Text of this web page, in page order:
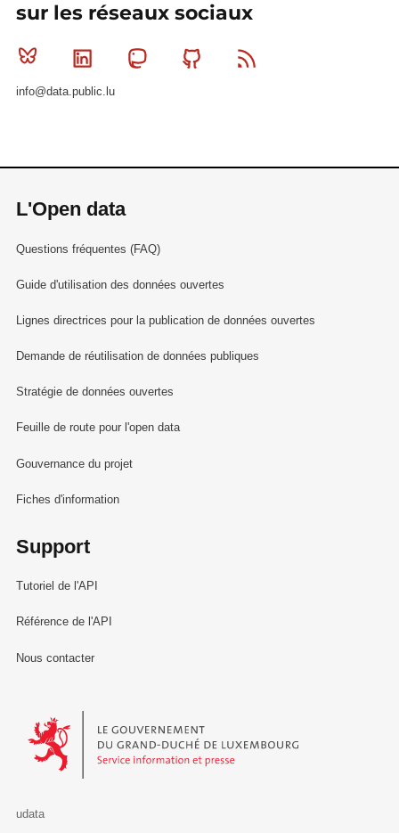
sur les réseaux sociaux
Bluesky Linkedin MastodonGithub
info@data.public.lu
L'Open data
Questions fréquentes (FAQ)
Guide d'utilisation des données ouvertes
Lignes directrices pour la publication de données ouvertes
Demande de réutilisation de données publiques
Stratégie de données ouvertes
Feuille de route pour l'open data
Gouvernance du projet
Fiches d'information
Support
Tutoriel de l'API
Référence de l'API
Nous contacter
Le Gouvernement du Grand-Duché de Luxembourg - Service
udata